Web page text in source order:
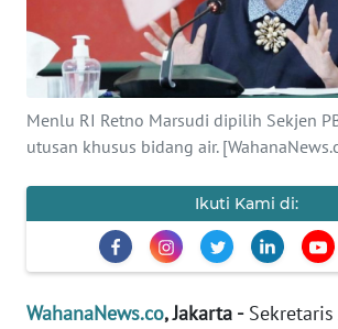
Menlu RI Retno Marsudi dipilih Sekjen
utusan khusus bidang air.
Ikuti Kami di:
WahanaNews.co, Jakarta -Sekretaris
INTERNASIONAL
SERBA-SERBI
OLAHRAGA